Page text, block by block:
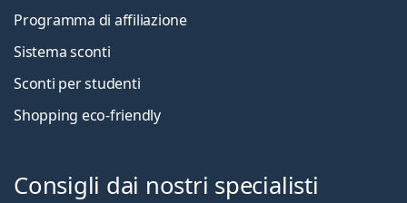
Programma di affiliazione
Sistema sconti
Sconti per studenti
Shopping eco-friendly
Consigli dai nostri specialisti